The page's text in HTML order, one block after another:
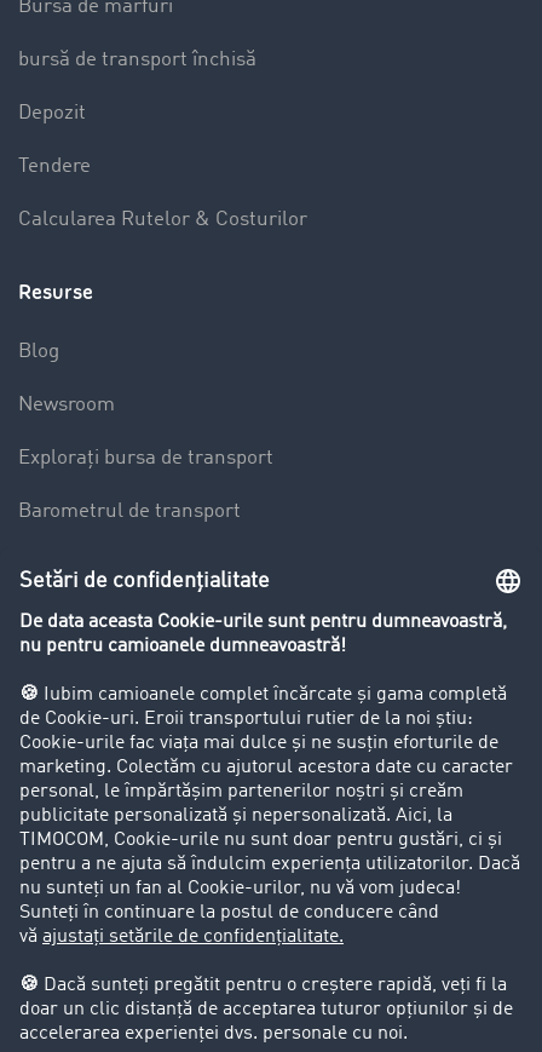
Bursă de mărfuri
bursă de transport închisă
Depozit
Tendere
Calcularea Rutelor & Costurilor
Resurse
Blog
Newsroom
Explorați bursa de transport
Barometrul de transport
Lexicon de Transport
Restricții de circulație pentru autocamioane
Firma
Success Stories
Clienții aduc clienți
Aspecte legale
Impressum
Protecția datelor